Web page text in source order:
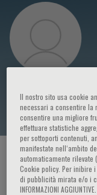
Peter
HOME PAGE /
Il nostro sito usa cookie
necessari a consentire la
consentire una migliore
effettuare statistiche
per sottoporti contenuti,
manifestate nell‘ambito
automaticamente
Cookie policy. Per inibire
di pubblicità mirata e/o i
INFORMAZIONI